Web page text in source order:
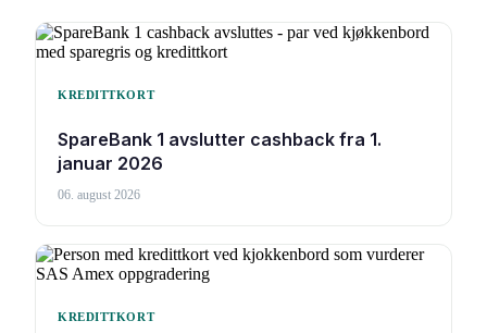
KREDITTKORT
SpareBank 1 avslutter cashback fra 1.
januar 2026
06. august 2026
KREDITTKORT